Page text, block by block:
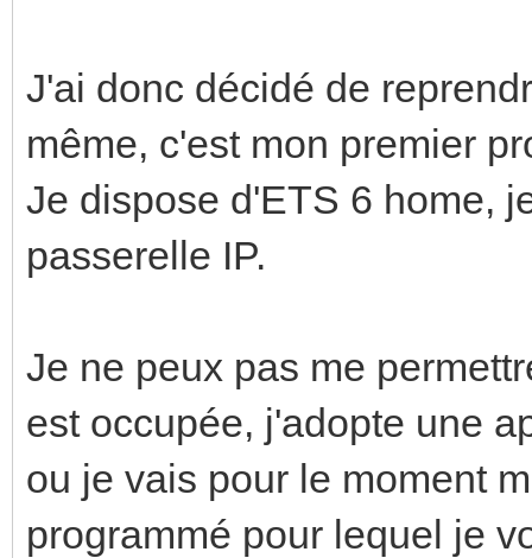
J'ai donc décidé de
même, c'est mon premier
Je dispose d'ETS 6 home,
passerelle IP.
Je ne peux pas me
est occupée, j'adopte une
ou je vais pour le moment
programmé pour lequel je